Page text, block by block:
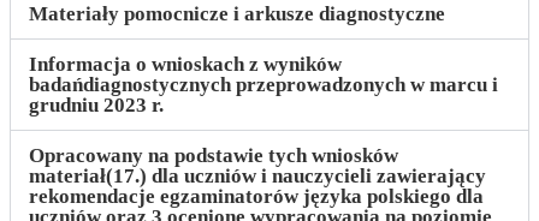
Materiały pomocnicze i arkusze diagnostyczne
Informacja o wnioskach z wyników
badańdiagnostycznych przeprowadzonych w marcu i
grudniu 2023 r.
Opracowany na podstawie tych wniosków
materiał(17.) dla uczniów i nauczycieli zawierający
rekomendacje egzaminatorów języka polskiego dla